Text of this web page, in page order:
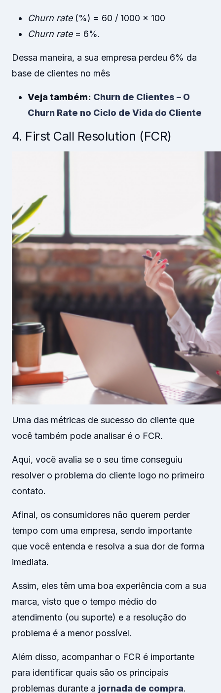
Churn rate(%) = 60 / 1000 x 100
Churn rate= 6%.
Dessa maneira, a sua empresa perdeu 6% da
base de clientes no mês
Veja também: Churn de Clientes – O
Churn Rate no Ciclo de Vida do Cliente
4. First Call Resolution (FCR)
Uma das métricas de sucesso do cliente que
você também pode analisar é o FCR.
Aqui, você avalia se o seu time conseguiu
resolver o problema do cliente logo no primeiro
contato.
Afinal, os consumidores não querem perder
tempo com uma empresa, sendo importante
que você entenda e resolva a sua dor de forma
imediata.
Assim, eles têm uma boa experiência com a sua
marca, visto que o tempo médio do
atendimento (ou suporte) e a resolução do
problema é a menor possível.
Além disso, acompanhar o FCR é importante
para identificar quais são os principais
problemas durante a jornada de compra.